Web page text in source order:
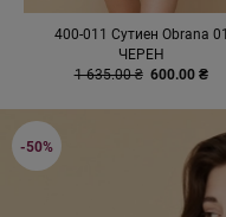
400-011 Сутиен Obrana 01
ЧЕРЕН
1 635.00 ₴ 600.00 ₴
-50%